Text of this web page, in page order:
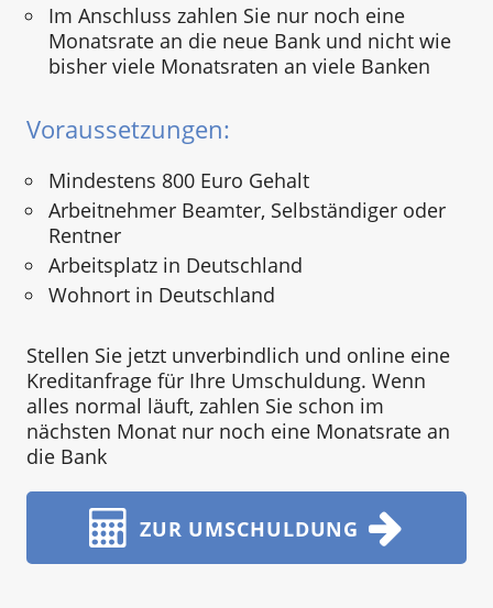
Im Anschluss zahlen Sie nur noch eine
Monatsrate an die neue Bank und nicht wie
bisher viele Monatsraten an viele Banken
Voraussetzungen:
Mindestens 800 Euro Gehalt
Arbeitnehmer Beamter, Selbständiger oder
Rentner
Arbeitsplatz in Deutschland
Wohnort in Deutschland
Stellen Sie jetzt unverbindlich und online eine
Kreditanfrage für Ihre Umschuldung. Wenn
alles normal läuft, zahlen Sie schon im
nächsten Monat nur noch eine Monatsrate an
die Bank
ZUR UMSCHULDUNG